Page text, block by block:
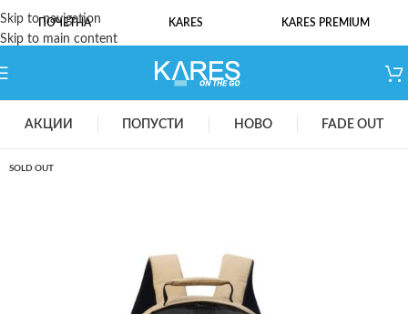
Skip to navigation
Skip to main content
ПОЧЕТНА KARES KARES PREMIUM
АКЦИИ ПОПУСТИ НОВО FADE OUT
SOLD OUT